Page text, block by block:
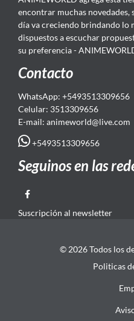
encontrar muchas novedades,
día va creciendo brindando lo
dispuestos a escuchar
su preferencia -
Contacto
WhatsApp: +5493513309656
Celular: 3513309656
E-mail: animeworld@live.com
+5493513309656
Seguinos en las
Suscripción al newsletter
© 2026 Todos los
Politicas